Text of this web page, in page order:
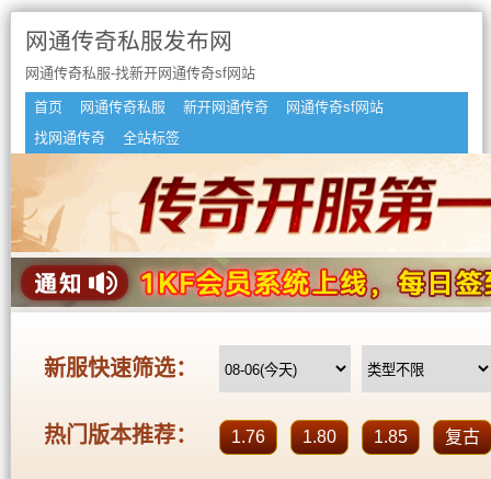
网通传奇私服发布网
网通传奇私服-找新开网通传奇sf网站
首页 网通传奇私服 新开网通传奇
网通传奇sf网站
找网通传奇
全站标签